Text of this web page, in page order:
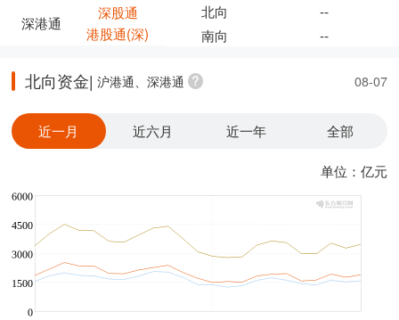
深港通
深股通
港股通(深)
北向
--
南向
--
北向资金| 沪港通、深港通 08-07
近一月 近六月 近一年 全部
单位：亿元